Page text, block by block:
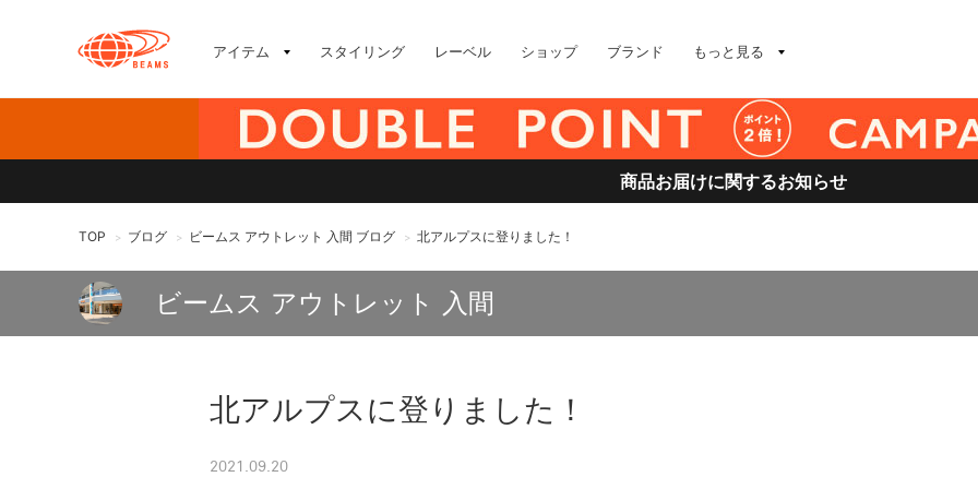
アイテム スタイリング レーベル ショップ ブランド もっと見る
商品お届けに関するお知らせ
TOP > ブログ > ビームス アウトレット 入間 ブログ > 北アルプスに登りました！
ビームス アウトレット 入間
北アルプスに登りました！
2021.09.20